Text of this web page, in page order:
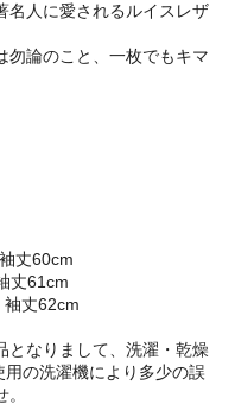
名人に愛されるルイスレザ
勿論のこと、一枚でもキマ
丈60cm
丈61cm
丈62cm
なりまして、洗濯・乾燥
の洗濯機により多少の誤